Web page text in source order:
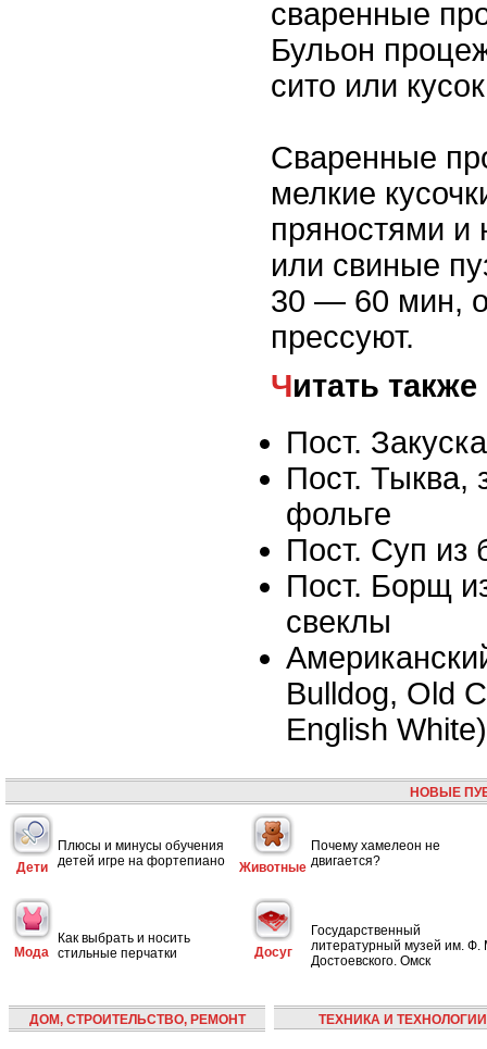
сваренные
Бульон
сито или
Сваренные
мелкие
пряностями и
или свиные
30 — 60 мин,
прессуют.
Читать также
Пост.
Пост. Тыква,
фольге
Пост. Суп из
Пост. Борщ
свеклы
Bulldog, Old
English White)
НОВЫЕ
Дети
Плюсы и минусы обучения
детей игре на фортепиано
Животные
Почему хамелеон не
двигается?
Мода
Как выбрать и носить
стильные перчатки
Досуг
Государственный
литературный музей им. Ф.
Достоевского. Омск
ДОМ, СТРОИТЕЛЬСТВО, РЕМОНТ ТЕХНИКА И ТЕХНОЛОГИИ